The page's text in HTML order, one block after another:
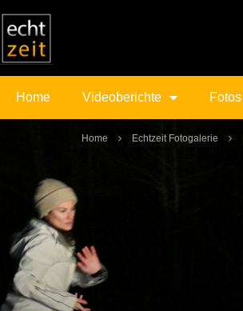
Home Videoberichte Fotos
Home Echtzeit Fotogalerie